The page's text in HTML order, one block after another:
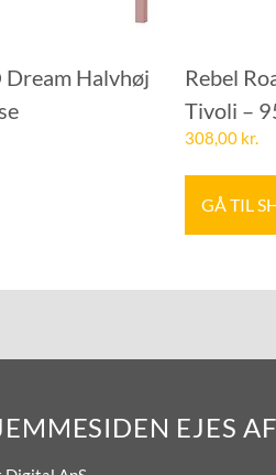
Dream Halvhøj
Rebel
Tivoli –
308,00 kr.
GÅ TIL
EJES AF